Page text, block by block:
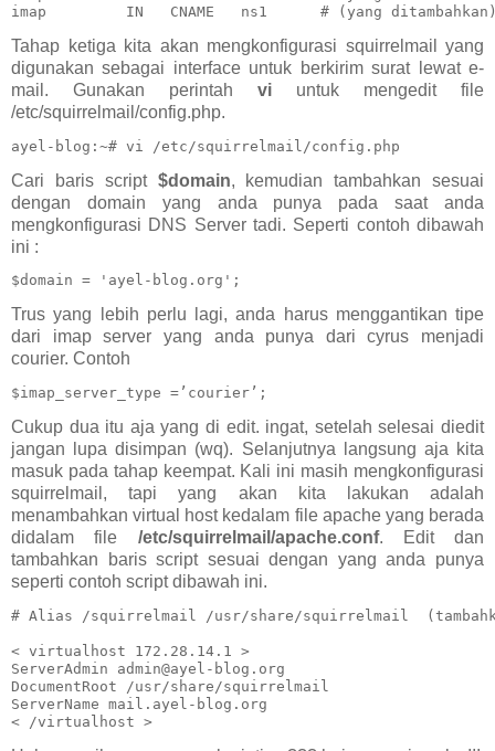
imap         IN   CNAME   ns1      # (yang
Tahap ketiga kita akan mengkonfigurasi squirrelmail yang
digunakan sebagai interface untuk berkirim surat lewat e-
mail. Gunakan perintah vi untuk mengedit file
/etc/squirrelmail/config.php.
ayel-blog:~# vi /etc/squirrelmail/config.php
Cari baris script $domain, kemudian tambahkan sesuai
dengan domain yang anda punya pada saat anda
mengkonfigurasi DNS Server tadi. Seperti contoh dibawah
ini :
$domain = 'ayel-blog.org';
Trus yang lebih perlu lagi, anda harus menggantikan tipe
dari imap server yang anda punya dari cyrus menjadi
courier. Contoh
$imap_server_type =’courier’;
Cukup dua itu aja yang di edit. ingat, setelah selesai diedit
jangan lupa disimpan (wq). Selanjutnya langsung aja kita
masuk pada tahap keempat. Kali ini masih mengkonfigurasi
squirrelmail, tapi yang akan kita lakukan adalah
menambahkan virtual host kedalam file apache yang berada
didalam file /etc/squirrelmail/apache.conf. Edit dan
tambahkan baris script sesuai dengan yang anda punya
seperti contoh script dibawah ini.
# Alias /squirrelmail /usr/share/squirrelmail
< virtualhost 172.28.14.1 >
ServerAdmin admin@ayel-blog.org
DocumentRoot /usr/share/squirrelmail
ServerName mail.ayel-blog.org
< /virtualhost >